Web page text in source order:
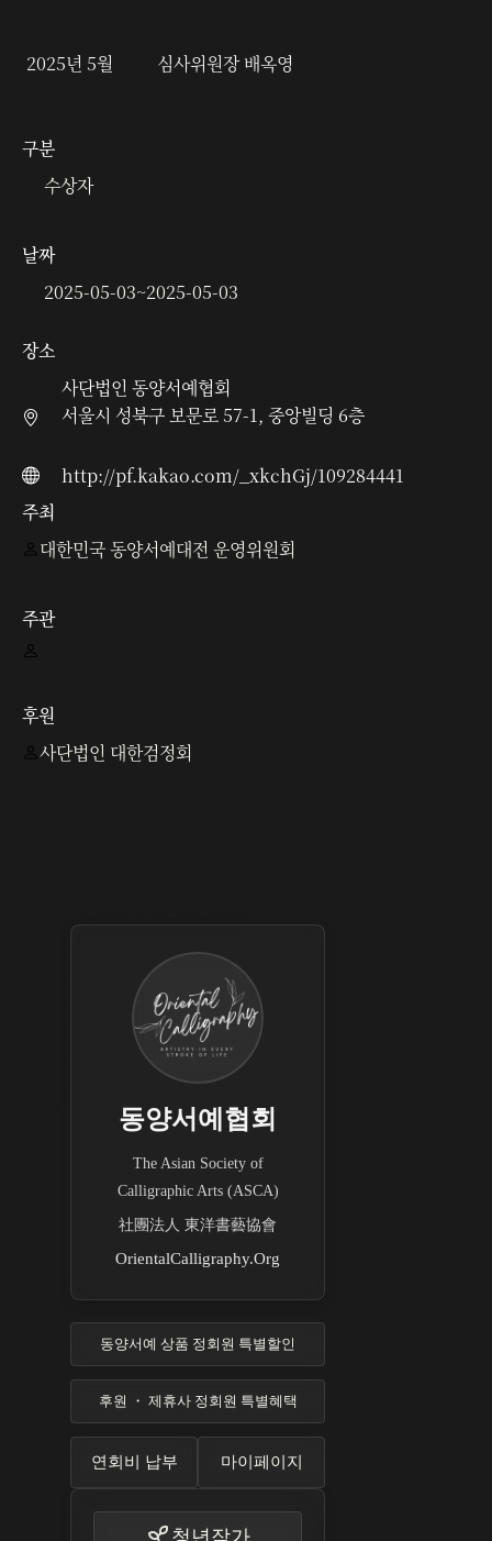
2025년 5월 심사위원장 배옥영
구분
수상자
날짜
2025-05-03~2025-05-03
장소
사단법인 동양서예협회
서울시 성북구 보문로 57-1, 중앙빌딩 6층
http://pf.kakao.com/_xkchGj/109284441
주최
대한민국 동양서예대전 운영위원회
주관
후원
사단법인 대한검정회
동양서예협회
The Asian Society of
Calligraphic Arts (ASCA)
社團法人 東洋書藝協會
OrientalCalligraphy.Org
동양서예 상품 정회원 특별할인
후원 ・ 제휴사 정회원 특별혜택
연회비 납부 마이페이지
청년작가